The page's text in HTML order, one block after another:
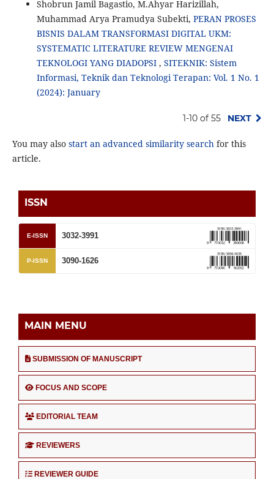
Shobrun Jamil Bagastio, M.Ahyar Harizillah,
Muhammad Arya Pramudya Subekti, PERAN PROSES
BISNIS DALAM TRANSFORMASI DIGITAL UKM:
SYSTEMATIC LITERATURE REVIEW MENGENAI
TEKNOLOGI YANG DIADOPSI , SITEKNIK: Sistem
Informasi, Teknik dan Teknologi Terapan: Vol. 1 No. 1
(2024): January
1-10 of 55 NEXT
You may also start an advanced similarity searchfor this
article.
ISSN
E-ISSN 3032-3991
P-ISSN 3090-1626
MAIN MENU
SUBMISSION OF MANUSCRIPT
FOCUS AND SCOPE
EDITORIAL TEAM
REVIEWERS
REVIEWER GUIDE